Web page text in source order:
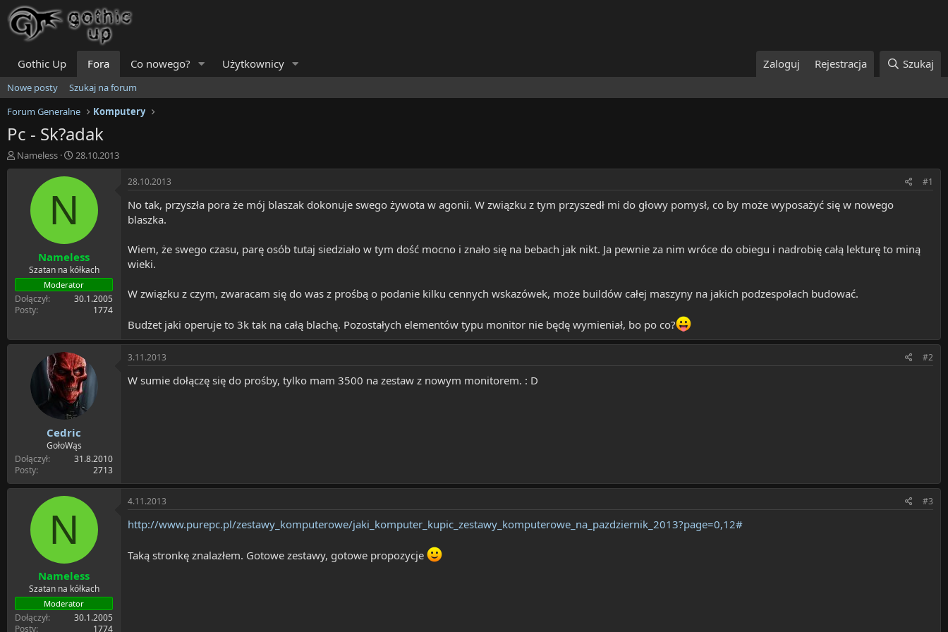
Gothic Up Fora Co nowego? Użytkownicy Zaloguj Rejestracja Szukaj
Nowe posty
Szukaj na forum
Forum Generalne
Komputery
Pc - Sk?adak
T
h
t
e
r
Nameless
R
o
z
ę
t
y
28.10.2013
N
Nameless
Szatan na kółkach
Moderator
Dołączył
30.1.2005
Posty
1774
28.10.2013 #1
No tak, przyszła pora że mój blaszak dokonuje swego żywota w agonii. W związku z tym przyszedł mi do głowy pomysł, co by może wyposażyć się w nowego
blaszka.
Wiem, że swego czasu, parę osób tutaj siedziało w tym dość mocno i znało się na bebach jak nikt. Ja pewnie za nim wróce do obiegu i nadrobię całą lekturę to miną
wieki.
W związku z czym, zwaracam się do was z prośbą o podanie kilku cennych wskazówek, może buildów całej maszyny na jakich podzespołach budować.
Budżet jaki operuje to 3k tak na całą blachę. Pozostałych elementów typu monitor nie będę wymieniał, bo po co?
Cedric
GołoWąs
Dołączył
31.8.2010
Posty
2713
3.11.2013 #2
W sumie dołączę się do prośby, tylko mam 3500 na zestaw z nowym monitorem. : D
N
Nameless
Szatan na kółkach
Moderator
Dołączył
30.1.2005
Posty
1774
4.11.2013 #3
http://www.purepc.pl/zestawy_komputerowe/jaki_komputer_kupic_zestawy_komputerowe_na_pazdziernik_2013?page=0,12#
Taką stronkę znalazłem. Gotowe zestawy, gotowe propozycje